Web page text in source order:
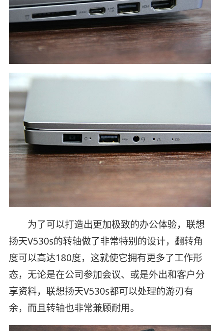
为了可以打造出更加极致的办公体验，联想
扬天V530s的转轴做了非常特别的设计，翻转角
度可以高达180度，这就使它拥有更多了工作形
态，无论是在公司参加会议、或是外出和客户分
享资料，联想扬天V530s都可以处理的游刃有
余，而且转轴也非常兼顾耐用。